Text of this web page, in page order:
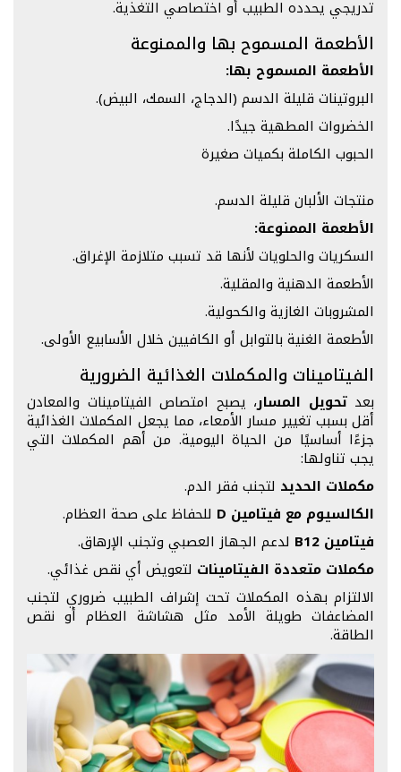
تدريجي يحدده الطبيب أو اختصاصي التغذية.
الأطعمة المسموح بها والممنوعة
الأطعمة المسموح بها:
البروتينات قليلة الدسم (الدجاج، السمك، البيض).
الخضروات المطهية جيدًا.
الحبوب الكاملة بكميات صغيرة
منتجات الألبان قليلة الدسم.
الأطعمة الممنوعة:
السكريات والحلويات لأنها قد تسبب متلازمة الإغراق.
الأطعمة الدهنية والمقلية.
المشروبات الغازية والكحولية.
الأطعمة الغنية بالتوابل أو الكافيين خلال الأسابيع الأولى.
الفيتامينات والمكملات الغذائية الضرورية
بعدتحويل المسار، يصبح امتصاص الفيتامينات والمعادن
أقل بسبب تغيير مسار الأمعاء، مما يجعل المكملات الغذائية
جزءًا أساسيًا من الحياة اليومية. من أهم المكملات التي
يجب تناولها:
مكملات الحديد لتجنب فقر الدم.
الكالسيوم مع فيتامين D
للحفاظ على صحة العظام.
فيتامين B12
لدعم الجهاز العصبي وتجنب الإرهاق.
مكملات متعددة الفيتامينات لتعويض أي نقص غذائي.
الالتزام بهذه المكملات تحت إشراف الطبيب ضروري لتجنب
المضاعفات طويلة الأمد مثل هشاشة العظام أو نقص
الطاقة.